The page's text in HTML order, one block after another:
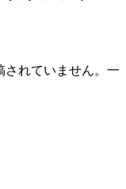
されていません。一